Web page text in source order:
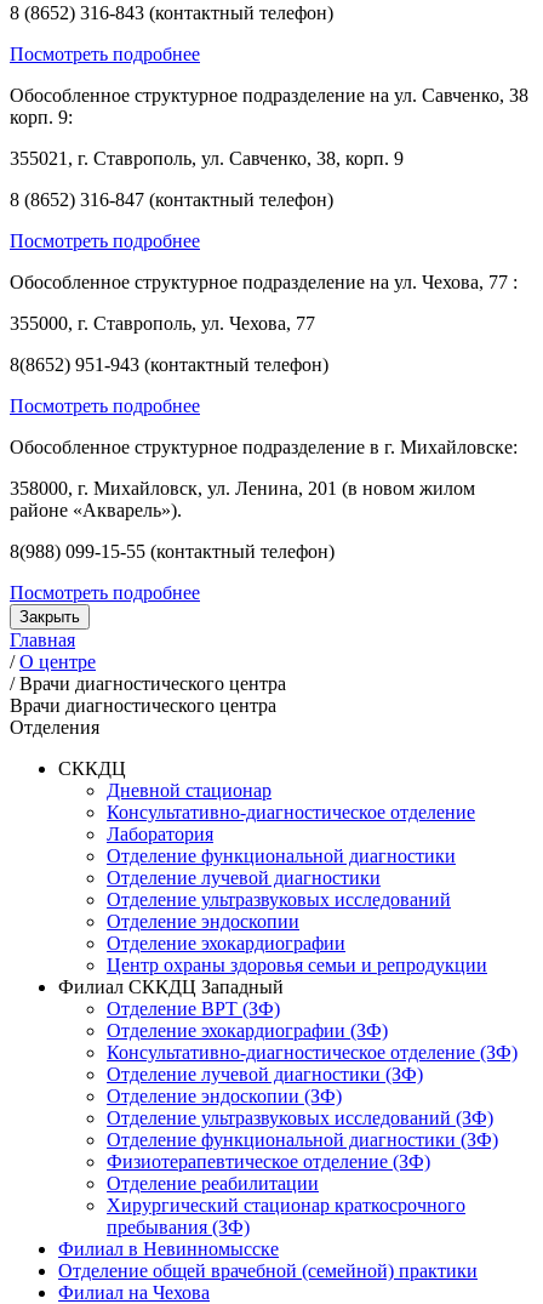
8 (8652) 316-843 (контактный телефон)
Посмотреть подробнее
Обособленное структурное подразделение на ул. Савченко, 38
корп. 9:
355021, г. Ставрополь, ул. Савченко, 38, корп. 9
8 (8652) 316-847 (контактный телефон)
Посмотреть подробнее
Обособленное структурное подразделение на ул. Чехова, 77 :
355000, г. Ставрополь, ул. Чехова, 77
8(8652) 951-943 (контактный телефон)
Посмотреть подробнее
Обособленное структурное подразделение в г. Михайловске:
358000, г. Михайловск, ул. Ленина, 201 (в новом жилом
районе «Акварель»).
8(988) 099-15-55 (контактный телефон)
Посмотреть подробнее
Закрыть
Главная
/ О центре
/ Врачи диагностического центра
Врачи диагностического центра
Отделения
СККДЦ
Дневной стационар
Консультативно-диагностическое отделение
Лаборатория
Отделение функциональной диагностики
Отделение лучевой диагностики
Отделение ультразвуковых исследований
Отделение эндоскопии
Отделение эхокардиографии
Центр охраны здоровья семьи и репродукции
Филиал СККДЦ Западный
Отделение ВРТ (ЗФ)
Отделение эхокардиографии (ЗФ)
Консультативно-диагностическое отделение (ЗФ)
Отделение лучевой диагностики (ЗФ)
Отделение эндоскопии (ЗФ)
Отделение ультразвуковых исследований (ЗФ)
Отделение функциональной диагностики (ЗФ)
Физиотерапевтическое отделение (ЗФ)
Отделение реабилитации
Хирургический стационар краткосрочного
пребывания (ЗФ)
Филиал в Невинномысске
Отделение общей врачебной (семейной) практики
Филиал на Чехова